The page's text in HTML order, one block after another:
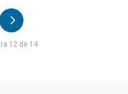
12 de 14